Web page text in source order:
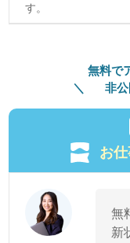
す。
無料で
非
お
無
新